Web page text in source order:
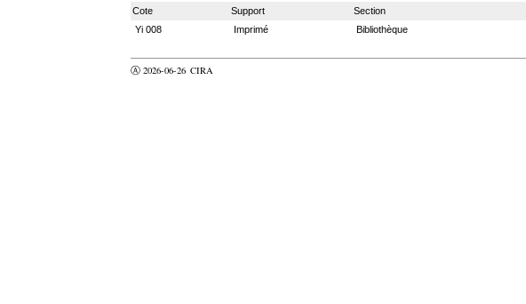
Cote
Support Section
Yi 008
Imprimé Bibliothèque
Ⓐ 2026-06-26 CIRA